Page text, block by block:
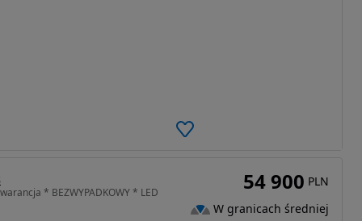
* BEZWYPADKOWY * LED 54 900 PLN
W granicach średniej